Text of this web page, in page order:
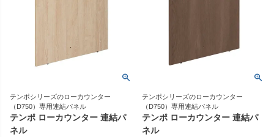
テンポシリーズのローカウンター
（D750）専用連結パネル
テンポ ローカウンター 連結パ
ネル
テンポシリーズのローカウンター
（D750）専用連結パネル
テンポ ローカウンター 連結パ
ネル